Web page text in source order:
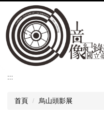
到
主
要
內
:::
首頁 烏山頭影展